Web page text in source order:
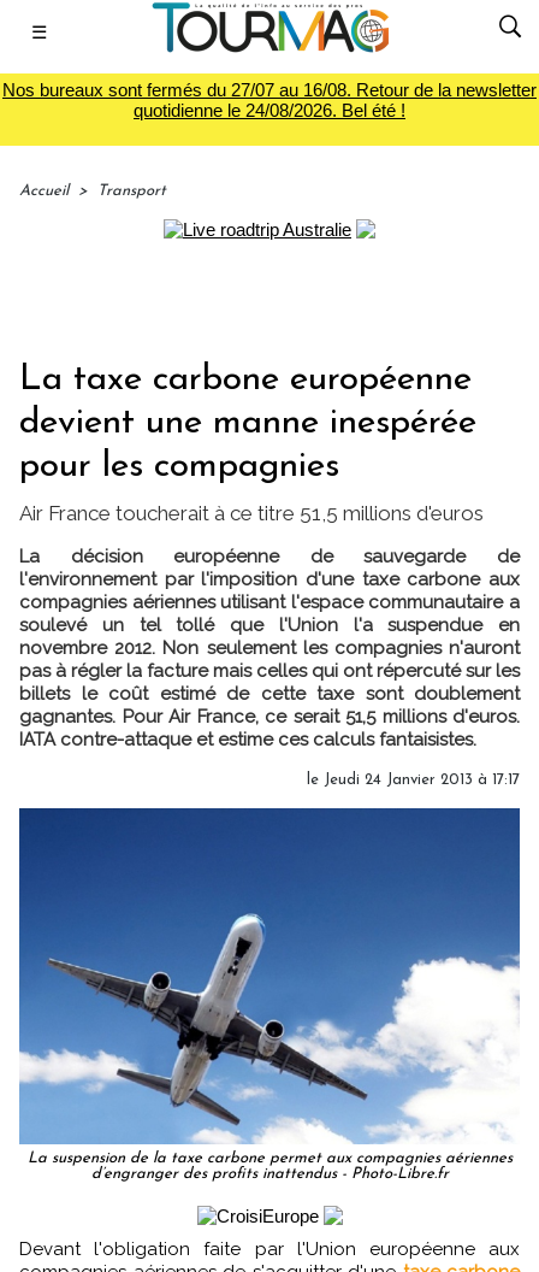
☰
Nos bureaux sont fermés du 27/07 au 16/08. Retour de la newsletter
quotidienne le 24/08/2026. Bel été !
Accueil > Transport
La taxe carbone européenne
devient une manne inespérée
pour les compagnies
Air France toucherait à ce titre 51,5 millions d'euros
La décision européenne de sauvegarde de
l'environnement par l'imposition d'une taxe carbone aux
compagnies aériennes utilisant l'espace communautaire a
soulevé un tel tollé que l'Union l'a suspendue en
novembre 2012. Non seulement les compagnies n'auront
pas à régler la facture mais celles qui ont répercuté sur les
billets le coût estimé de cette taxe sont doublement
gagnantes. Pour Air France, ce serait 51,5 millions d'euros.
IATA contre-attaque et estime ces calculs fantaisistes.
le Jeudi 24 Janvier 2013 à 17:17
La suspension de la taxe carbone permet aux compagnies aériennes
d’engranger des profits inattendus - Photo-Libre.fr
Devant l'obligation faite par l'Union européenne aux